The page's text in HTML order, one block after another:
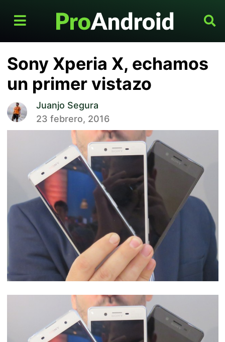
Sony Xperia X, echamos
un primer vistazo
Juanjo Segura
23 febrero, 2016